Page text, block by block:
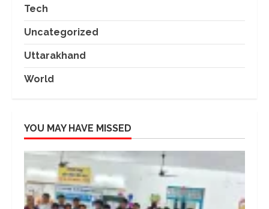
Tech
Uncategorized
Uttarakhand
World
YOU MAY HAVE MISSED